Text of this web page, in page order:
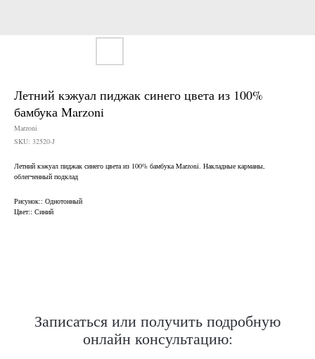
Летний кэжуал пиджак синего цвета из 100%
бамбука Marzoni
Marzoni
SKU: 32520-J
Летний кэжуал пиджак синего цвета из 100% бамбука Marzoni. Накладные карманы,
облегченный подклад
Рисунок:: Однотонный
Цвет:: Синий
Записаться или получить подробную
онлайн консультацию:
Какую ткань выбрать?
Какой фасон подойдет именно вам?
Как должен сидеть правильно пошитый
Нужен отлично сидящий
костюм для офиса?